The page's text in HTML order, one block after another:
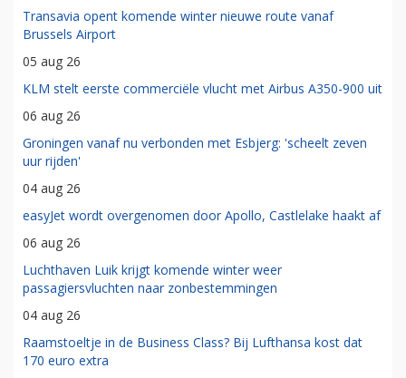
Transavia opent komende winter nieuwe route vanaf
Brussels Airport
05 aug 26
KLM stelt eerste commerciële vlucht met Airbus A350-900 uit
06 aug 26
Groningen vanaf nu verbonden met Esbjerg: 'scheelt zeven
uur rijden'
04 aug 26
easyJet wordt overgenomen door Apollo, Castlelake haakt af
06 aug 26
Luchthaven Luik krijgt komende winter weer
passagiersvluchten naar zonbestemmingen
04 aug 26
Raamstoeltje in de Business Class? Bij Lufthansa kost dat
170 euro extra